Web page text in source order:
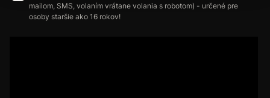
mailom, SMS, volaním vrátane volania s robotom) - určené pre
osoby staršie ako 16 rokov!